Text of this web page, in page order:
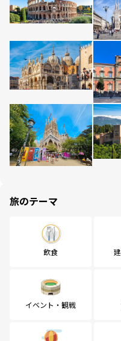
旅のテーマ
飲食
イベント・観戦